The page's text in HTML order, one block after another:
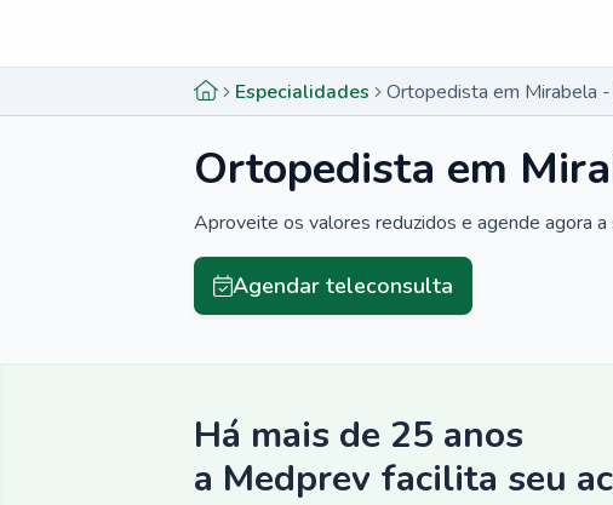
Especialidades Ortopedista em Mirabela
Ortopedista em
Aproveite os valores reduzidos e agende agora a
Agendar teleconsulta
Há mais de 25 anos
a Medprev facilita seu